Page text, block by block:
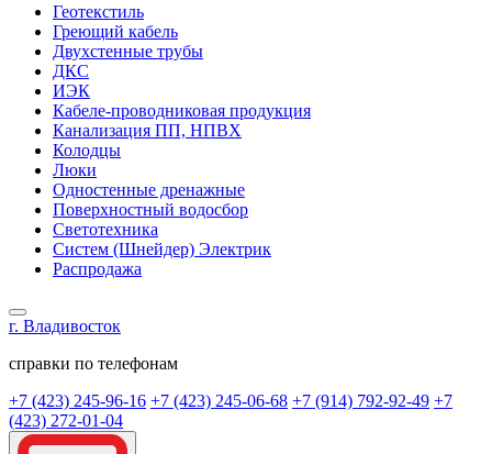
Геотекстиль
Греющий кабель
Двухстенные трубы
ДКС
ИЭК
Кабеле-проводниковая продукция
Канализация ПП, НПВХ
Колодцы
Люки
Одностенные дренажные
Поверхностный водосбор
Светотехника
Систем (Шнейдер) Электрик
Распродажа
г. Владивосток
справки по телефонам
+7 (423) 245-96-16 +7 (423) 245-06-68 +7 (914) 792-92-49 +7
(423) 272-01-04